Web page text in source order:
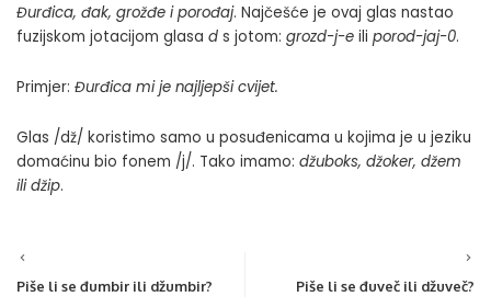
Đurđica, đak, grožđe i porođaj. Najčešće je ovaj glas nastao
fuzijskom jotacijom glasa d s jotom: grozd-j-e ili porod-jaj-0.
Primjer: Đurđica mi je najljepši cvijet.
Glas /dž/ koristimo samo u posuđenicama u kojima je u jeziku
domaćinu bio fonem /j/. Tako imamo: džuboks, džoker, džem
ili džip.
Piše li se đumbir ili džumbir? Piše li se đuveč ili džuveč?